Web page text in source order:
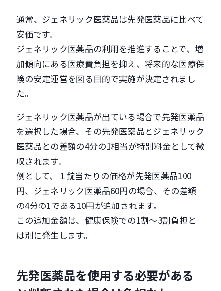
通常、ジェネリック医薬品は先発医薬品に比べて
安価です。
ジェネリック医薬品の利用を推進することで、増
加傾向にある医療費負担を抑え、将来的な医療保
険の安定運営を図る目的で実施が決定されまし
た。
ジェネリック医薬品が出ている場合で先発医薬品
を選択した場合、その先発医薬品とジェネリック
医薬品との差額の4分の1相当が特別料金として徴
収されます。
例として、１錠当たりの価格が先発医薬品100
円、ジェネリック医薬品60円の場合、その差額
の4分の1である10円が追加されます。
この追加金額は、健康保険での1割～3割負担と
は別に発生します。
先発医薬品を使用する必要がある